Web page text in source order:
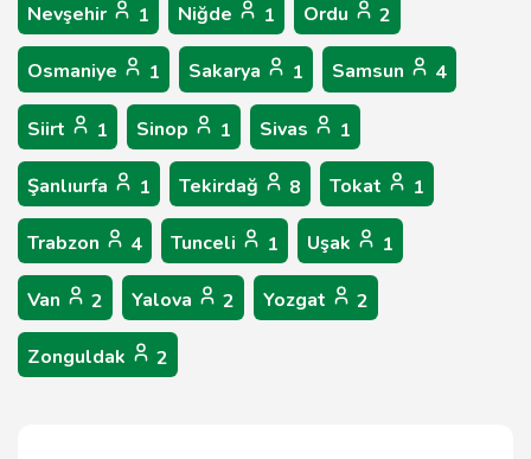
Nevşehir 1 Niğde 1 Ordu 2
Osmaniye 1 Sakarya 1 Samsun 4
Siirt 1 Sinop 1 Sivas 1
Şanlıurfa 1 Tekirdağ 8 Tokat 1
Trabzon 4 Tunceli 1 Uşak 1
Van 2 Yalova 2 Yozgat 2
Zonguldak 2